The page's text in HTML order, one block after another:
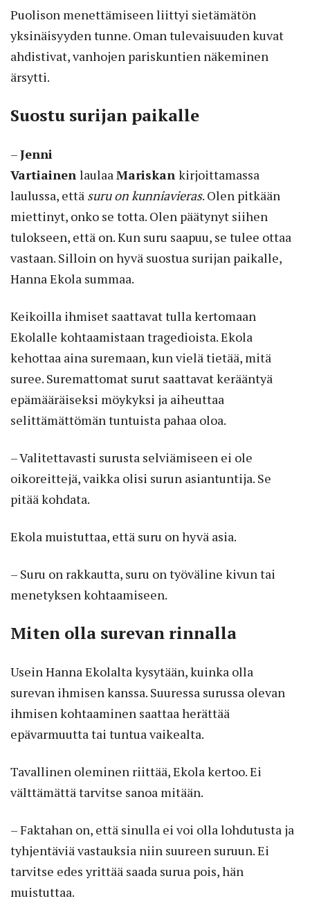
Puolison menettämiseen liittyi sietämätön
yksinäisyyden tunne. Oman tulevaisuuden kuvat
ahdistivat, vanhojen pariskuntien näkeminen
ärsytti.
Suostu surijan paikalle
–Jenni
Vartiainen laulaaMariskan kirjoittamassa
laulussa, että suru on kunniavieras. Olen pitkään
miettinyt, onko se totta. Olen päätynyt siihen
tulokseen, että on. Kun suru saapuu, se tulee ottaa
vastaan. Silloin on hyvä suostua surijan paikalle,
Hanna Ekola summaa.
Keikoilla ihmiset saattavat tulla kertomaan
Ekolalle kohtaamistaan tragedioista. Ekola
kehottaa aina suremaan, kun vielä tietää, mitä
suree. Suremattomat surut saattavat kerääntyä
epämääräiseksi möykyksi ja aiheuttaa
selittämättömän tuntuista pahaa oloa.
– Valitettavasti surusta selviämiseen ei ole
oikoreittejä, vaikka olisi surun asiantuntija. Se
pitää kohdata.
Ekola muistuttaa, että suru on hyvä asia.
– Suru on rakkautta, suru on työväline kivun tai
menetyksen kohtaamiseen.
Miten olla surevan rinnalla
Usein Hanna Ekolalta kysytään, kuinka olla
surevan ihmisen kanssa. Suuressa surussa olevan
ihmisen kohtaaminen saattaa herättää
epävarmuutta tai tuntua vaikealta.
Tavallinen oleminen riittää, Ekola kertoo. Ei
välttämättä tarvitse sanoa mitään.
– Faktahan on, että sinulla ei voi olla lohdutusta ja
tyhjentäviä vastauksia niin suureen suruun. Ei
tarvitse edes yrittää saada surua pois, hän
muistuttaa.